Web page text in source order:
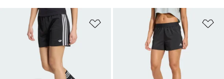
Añadir a la lista de deseos